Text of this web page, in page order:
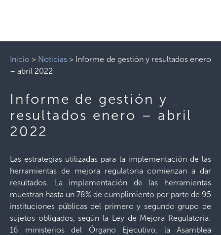
Inicio > Noticias > Informe de gestión y resultados enero
– abril 2022
Informe de gestión y
resultados enero – abril
2022
Las estrategias utilizadas para la implementación de las
herramientas de mejora regulatoria comienzan a dar
resultados. La implementación de las herramientas
muestran hasta un 78% de cumplimiento por parte de 95
instituciones públicas del primero y segundo grupo de
sujetos obligados, según la Ley de Mejora Regulatoria:
16 ministerios del Órgano Ejecutivo, la Asamblea